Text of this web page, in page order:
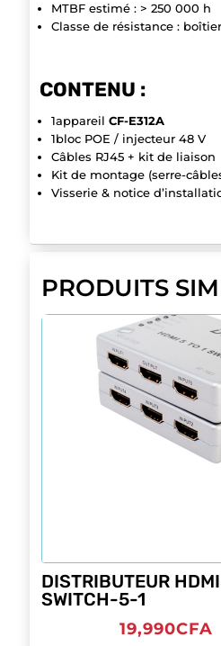
MTBF estimé : > 250 000 h
Classe de résistance :
CONTENU :
1appareil CF-E312A
1bloc POE / injecteur 48 V
Câbles RJ45 + kit de liaison
Kit de montage (serre-
Visserie & notice
PRODUITS
DISTRIBUTEUR
SWITCH-5-1
19,990CFA